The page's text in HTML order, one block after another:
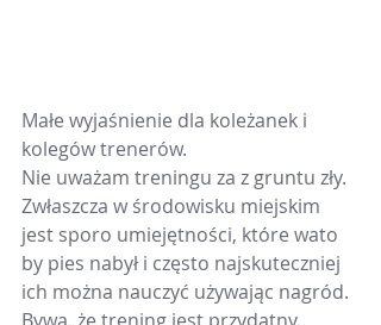
Małe wyjaśnienie dla koleżanek i
kolegów trenerów.
Nie uważam treningu za z gruntu zły.
Zwłaszcza w środowisku miejskim
jest sporo umiejętności, które wato
by pies nabył i często najskuteczniej
ich można nauczyć używając nagród.